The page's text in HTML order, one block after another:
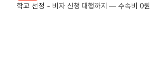
학교 선정 ~ 비자 신청 대행까지 ― 수속비 0원